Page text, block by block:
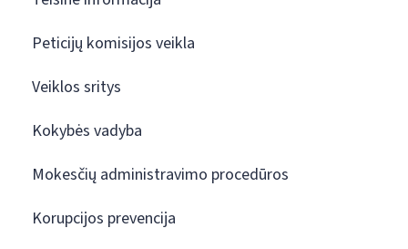
Peticijų komisijos veikla
Veiklos sritys
Kokybės vadyba
Mokesčių administravimo procedūros
Korupcijos prevencija